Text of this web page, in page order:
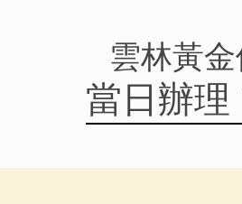
雲林黃
當日辦理